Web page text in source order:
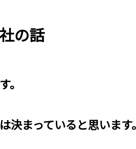
の話
。
決まっていると思いま